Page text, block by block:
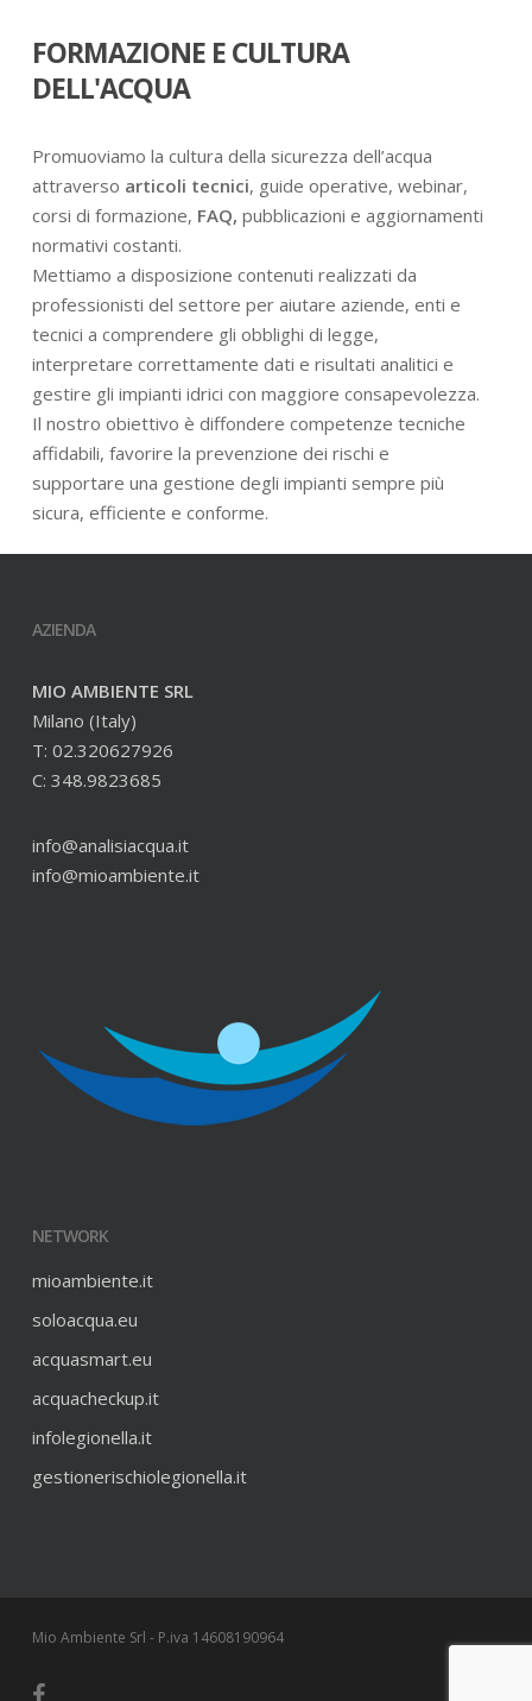
FORMAZIONE E CULTURA
DELL'ACQUA
Promuoviamo la cultura della sicurezza dell’acqua
attraverso articoli tecnici, guide operative, webinar,
corsi di formazione, FAQ, pubblicazioni e aggiornamenti
normativi costanti.
Mettiamo a disposizione contenuti realizzati da
professionisti del settore per aiutare aziende, enti e
tecnici a comprendere gli obblighi di legge,
interpretare correttamente dati e risultati analitici e
gestire gli impianti idrici con maggiore consapevolezza.
Il nostro obiettivo è diffondere competenze tecniche
affidabili, favorire la prevenzione dei rischi e
supportare una gestione degli impianti sempre più
sicura, efficiente e conforme.
AZIENDA
MIO AMBIENTE SRL
Milano (Italy)
T: 02.320627926
C: 348.9823685
info@analisiacqua.it
info@mioambiente.it
NETWORK
mioambiente.it
soloacqua.eu
acquasmart.eu
acquacheckup.it
infolegionella.it
gestionerischiolegionella.it
Mio Ambiente Srl - P.iva 14608190964
facebook